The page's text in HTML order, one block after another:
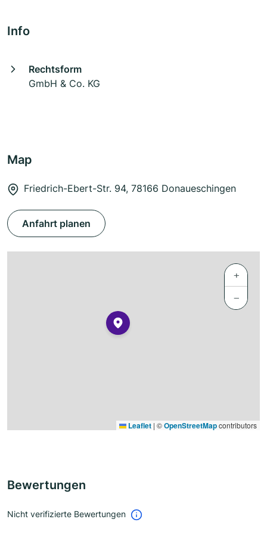
Info
Rechtsform
GmbH & Co. KG
Map
Friedrich-Ebert-Str. 94, 78166 Donaueschingen
Anfahrt planen
+
−
Leaflet | ©OpenStreetMapcontributors
Bewertungen
Nicht verifizierte Bewertungen